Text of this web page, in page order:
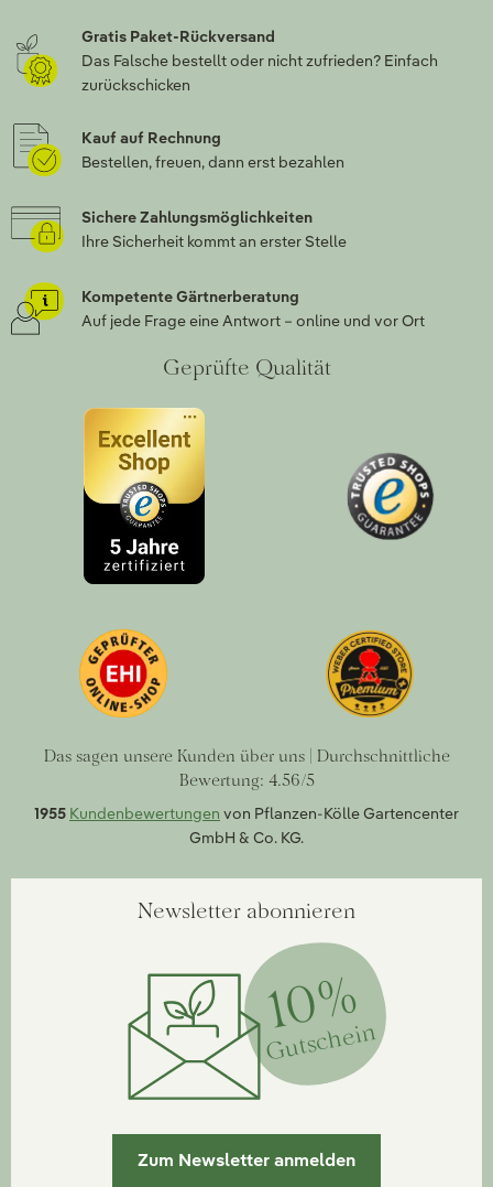
Gratis Paket-Rückversand
Das Falsche bestellt oder nicht zufrieden? Einfach
zurückschicken
Kauf auf Rechnung
Bestellen, freuen, dann erst bezahlen
Sichere Zahlungsmöglichkeiten
Ihre Sicherheit kommt an erster Stelle
Kompetente Gärtnerberatung
Auf jede Frage eine Antwort – online und vor Ort
Geprüfte Qualität
Das sagen unsere Kunden über uns | Durchschnittliche
Bewertung: 4.56/5
1955 Kundenbewertungen von Pflanzen-Kölle Gartencenter
GmbH & Co. KG.
Newsletter abonnieren
10%
Gutschein
Zum Newsletter anmelden